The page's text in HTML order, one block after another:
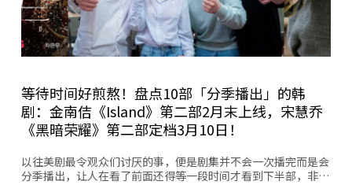
等待时间好煎熬！盘点10部「分季播出」的韩
剧：金南佶《Island》第二部2月末上线，宋慧乔
《黑暗荣耀》第二部定档3月10日！
以往美剧最令观众们讨厌的事，便是剧集并不会一次播完而是会
分季播出，让人在看了前面还得等一段时间才看到下半部，非…